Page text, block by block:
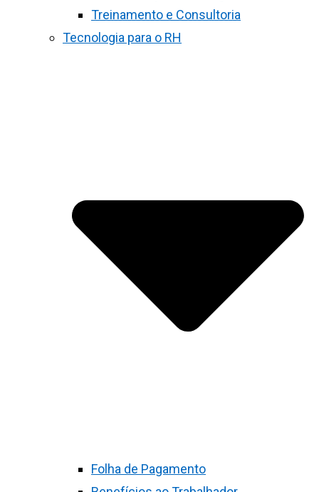
Treinamento e Consultoria
Tecnologia para o RH
Folha de Pagamento